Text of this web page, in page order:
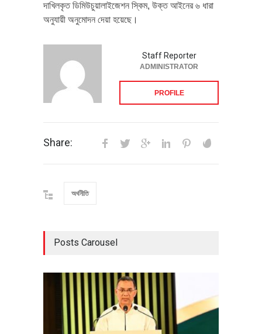
দাখিলকৃত ডিমিউচুয়ালাইজেশন স্কিম, উক্ত আইনের ৬ ধারা
অনুযায়ী অনুমোদন দেয়া হয়েছে।
Staff Reporter
ADMINISTRATOR
PROFILE
Share:
অর্থনীতি
Posts Carousel